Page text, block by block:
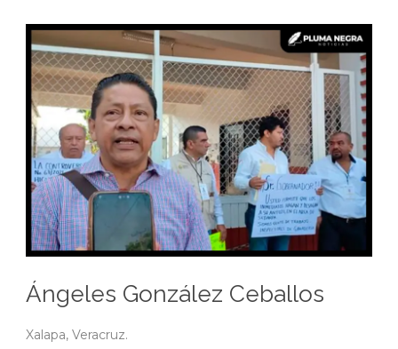
Ángeles González Ceballos
Xalapa, Veracruz.